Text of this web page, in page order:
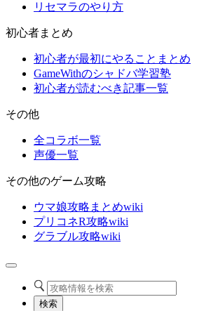
リセマラのやり方
初心者まとめ
初心者が最初にやることまとめ
GameWithのシャドバ学習塾
初心者が読むべき記事一覧
その他
全コラボ一覧
声優一覧
その他のゲーム攻略
ウマ娘攻略まとめwiki
プリコネR攻略wiki
グラブル攻略wiki
検索